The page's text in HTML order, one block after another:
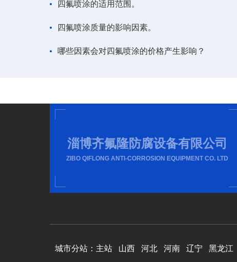
四氟喷涂的适用范围。
四氟喷涂质量的影响因素。
哪些因素会对四氟喷涂的价格产生影响？
淄博齐氟隆防腐设备有限公司
ZIBO QIFLONG ANTI-CORROSION EQUIPMENT CO. LTD
城市分站： 主站 山西 河北 河南 辽宁 黑龙江